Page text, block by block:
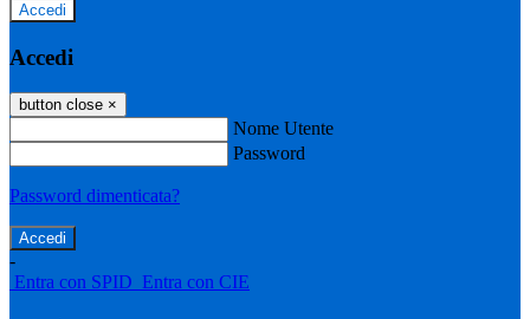
Accedi
Accedi
button close ×
Nome Utente
Password
Password dimenticata?
-
Entra con SPID Entra con CIE